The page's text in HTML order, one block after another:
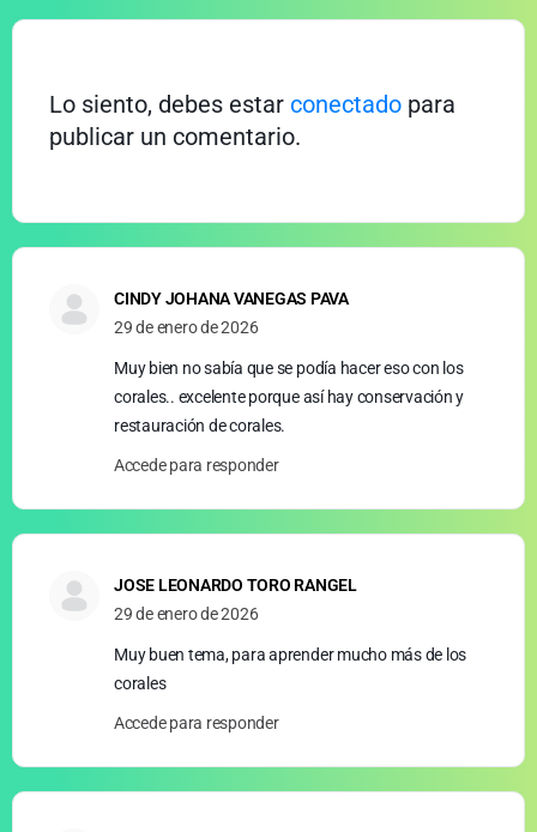
Lo siento, debes estar conectado para
publicar un comentario.
CINDY JOHANA VANEGAS PAVA
29 de enero de 2026
Muy bien no sabía que se podía hacer eso con los
corales.. excelente porque así hay conservación y
restauración de corales.
Accede para responder
JOSE LEONARDO TORO RANGEL
29 de enero de 2026
Muy buen tema, para aprender mucho más de los
corales
Accede para responder